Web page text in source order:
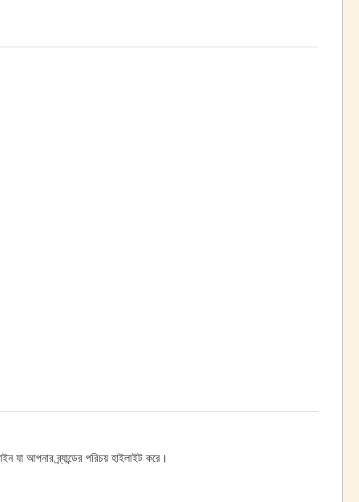
যা আপনার ব্র্যান্ডের পরিচয় হাইলাইট করে।